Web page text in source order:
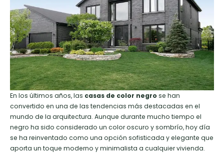
En los últimos años, las casas de color negro se han
convertido en una de las tendencias más destacadas en el
mundo de la arquitectura. Aunque durante mucho tiempo el
negro ha sido considerado un color oscuro y sombrío, hoy día
se ha reinventado como una opción sofisticada y elegante que
aporta un toque moderno y minimalista a cualquier vivienda.